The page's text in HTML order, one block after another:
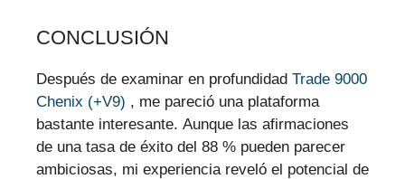
CONCLUSIÓN
Después de examinar en profundidad Trade 9000
Chenix (+V9) , me pareció una plataforma
bastante interesante. Aunque las afirmaciones
de una tasa de éxito del 88 % pueden parecer
ambiciosas, mi experiencia reveló el potencial de